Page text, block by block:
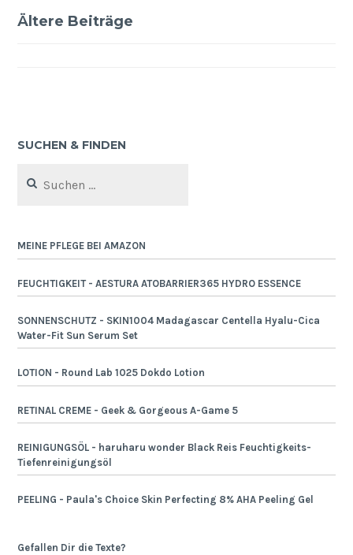
Ältere Beiträge
SUCHEN & FINDEN
nach:
MEINE PFLEGE BEI AMAZON
FEUCHTIGKEIT - AESTURA ATOBARRIER365 HYDRO ESSENCE
SONNENSCHUTZ - SKIN1004 Madagascar Centella Hyalu-Cica
Water-Fit Sun Serum Set
LOTION - Round Lab 1025 Dokdo Lotion
RETINAL CREME - Geek & Gorgeous A-Game 5
REINIGUNGSÖL - haruharu wonder Black Reis Feuchtigkeits-
Tiefenreinigungsöl
PEELING - Paula's Choice Skin Perfecting 8% AHA Peeling Gel
Gefallen Dir die Texte?